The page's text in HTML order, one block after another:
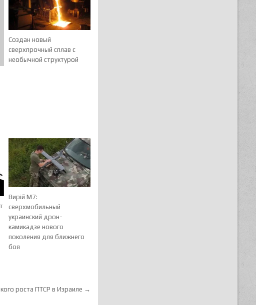
Создан новый
сверхпрочный сплав с
необычной структурой
Вирій М7:
сверхмобильный
украинский дрон-
камикадзе нового
поколения для ближнего
боя
роста ПТСР в Израиле →